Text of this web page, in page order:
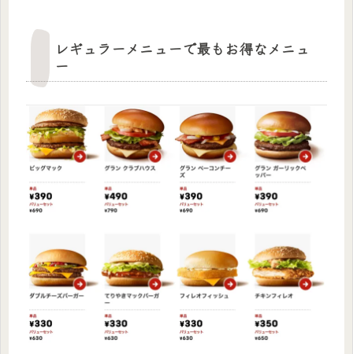
レギュラーメニューで最もお得なメニュ
ー